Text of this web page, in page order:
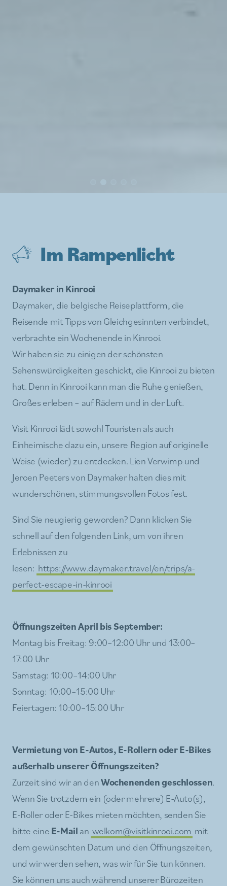
Im Rampenlicht
Daymaker in Kinrooi
Daymaker, die belgische Reiseplattform, die
Reisende mit Tipps von Gleichgesinnten verbindet,
verbrachte ein Wochenende in Kinrooi.
Wir haben sie zu einigen der schönsten
Sehenswürdigkeiten geschickt, die Kinrooi zu bieten
hat. Denn in Kinrooi kann man die Ruhe genießen,
Großes erleben – auf Rädern und in der Luft.
Visit Kinrooi lädt sowohl Touristen als auch
Einheimische dazu ein, unsere Region auf originelle
Weise (wieder) zu entdecken. Lien Verwimp und
Jeroen Peeters von Daymaker halten dies mit
wunderschönen, stimmungsvollen Fotos fest.
Sind Sie neugierig geworden? Dann klicken Sie
schnell auf den folgenden Link, um von ihren
Erlebnissen zu
lesen: https://www.daymaker.travel/en/trips/a-
perfect-escape-in-kinrooi
Öffnungszeiten April bis September:
Montag bis Freitag: 9:00–12:00 Uhr und 13:00–
17:00 Uhr
Samstag: 10:00–14:00 Uhr
Sonntag: 10:00–15:00 Uhr
Feiertagen: 10:00–15:00 Uhr
Vermietung von E-Autos, E-Rollern oder E-Bikes
außerhalb unserer Öffnungszeiten?
Zurzeit sind wir an denWochenenden geschlossen.
Wenn Sie trotzdem ein (oder mehrere) E-Auto(s),
E-Roller oder E-Bikes mieten möchten, senden Sie
bitte eine E-Mail an welkom@visitkinrooi.com mit
dem gewünschten Datum und den Öffnungszeiten,
und wir werden sehen, was wir für Sie tun können.
Sie können uns auch während unserer Bürozeiten